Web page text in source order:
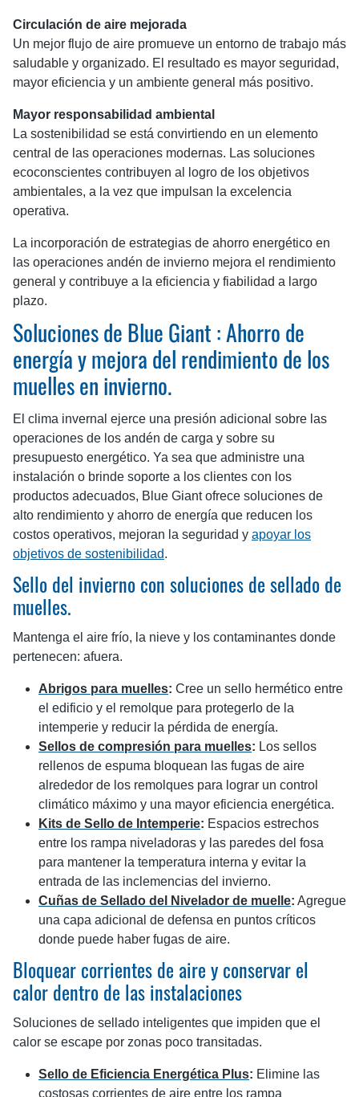
Circulación de aire mejorada
Un mejor flujo de aire promueve un entorno de trabajo más
saludable y organizado. El resultado es mayor seguridad,
mayor eficiencia y un ambiente general más positivo.
Mayor responsabilidad ambiental
La sostenibilidad se está convirtiendo en un elemento
central de las operaciones modernas. Las soluciones
ecoconscientes contribuyen al logro de los objetivos
ambientales, a la vez que impulsan la excelencia
operativa.
La incorporación de estrategias de ahorro energético en
las operaciones andén de invierno mejora el rendimiento
general y contribuye a la eficiencia y fiabilidad a largo
plazo.
Soluciones de Blue Giant : Ahorro de
energía y mejora del rendimiento de los
muelles en invierno.
El clima invernal ejerce una presión adicional sobre las
operaciones de los andén de carga y sobre su
presupuesto energético. Ya sea que administre una
instalación o brinde soporte a los clientes con los
productos adecuados, Blue Giant ofrece soluciones de
alto rendimiento y ahorro de energía que reducen los
costos operativos, mejoran la seguridad y apoyar los
objetivos de sostenibilidad.
Sello del invierno con soluciones de sellado de
muelles.
Mantenga el aire frío, la nieve y los contaminantes donde
pertenecen: afuera.
Abrigos para muelles: Cree un sello hermético entre
el edificio y el remolque para protegerlo de la
intemperie y reducir la pérdida de energía.
Sellos de compresión para muelles: Los sellos
rellenos de espuma bloquean las fugas de aire
alrededor de los remolques para lograr un control
climático máximo y una mayor eficiencia energética.
Kits de Sello de Intemperie: Espacios estrechos
entre los rampa niveladoras y las paredes del fosa
para mantener la temperatura interna y evitar la
entrada de las inclemencias del invierno.
Cuñas de Sellado del Nivelador de muelle: Agregue
una capa adicional de defensa en puntos críticos
donde puede haber fugas de aire.
Bloquear corrientes de aire y conservar el
calor dentro de las instalaciones
Soluciones de sellado inteligentes que impiden que el
calor se escape por zonas poco transitadas.
Sello de Eficiencia Energética Plus: Elimine las
costosas corrientes de aire entre los rampa